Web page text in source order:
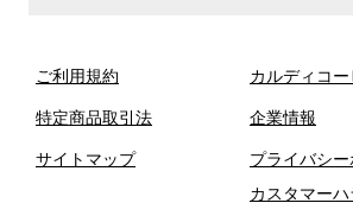
ご利用規約
特定商品取引法
サイトマップ
カルディコ
企業情報
プライバシ
カスタマー